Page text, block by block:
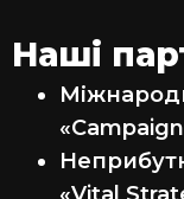
Наші